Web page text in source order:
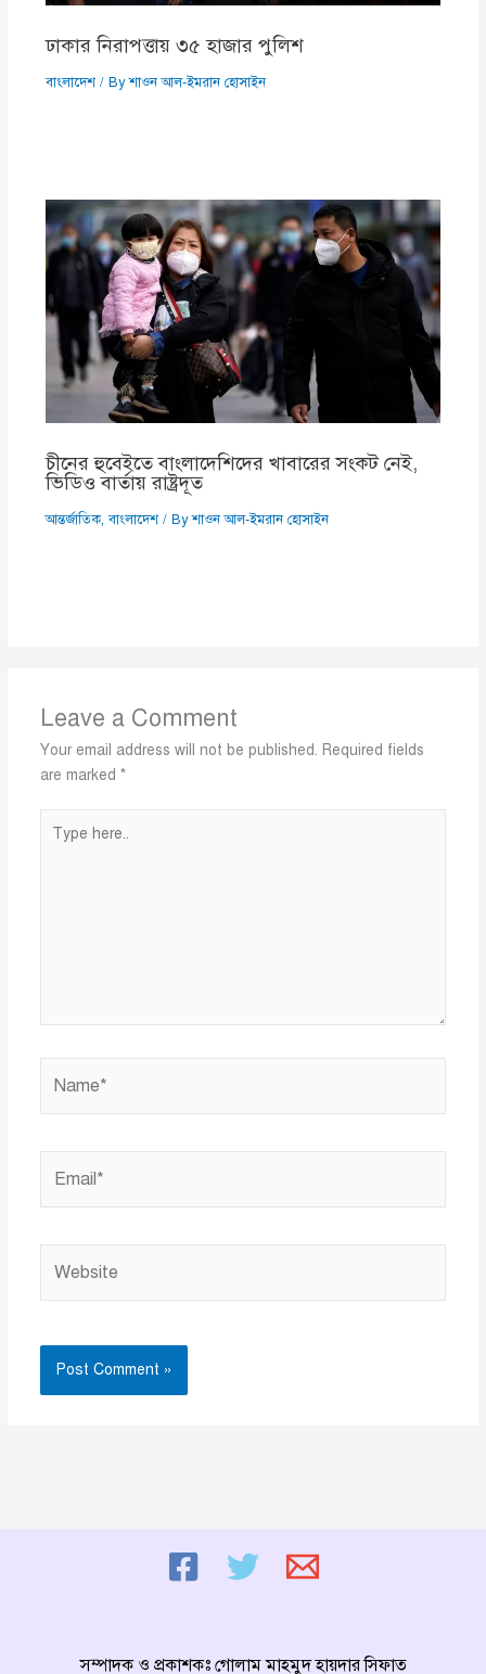
ঢাকার নিরাপত্তায় ৩৫ হাজার পুলিশ
বাংলাদেশ/ Byশাওন আল-ইমরান হোসাইন
চীনের হুবেইতে বাংলাদেশিদের খাবারের সংকট নেই,
ভিডিও বার্তায় রাষ্ট্রদূত
আন্তর্জাতিক,বাংলাদেশ/ Byশাওন আল-ইমরান হোসাইন
Leave a Comment
Your email address will not be published. Required fields
are marked *
here..
সম্পাদক ও প্রকাশকঃ গোলাম মাহমুদ হায়দার সিফাত